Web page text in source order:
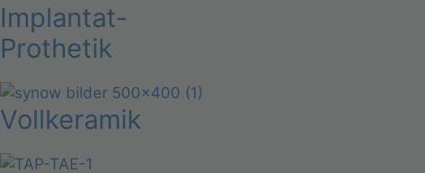
Implantat-
Prothetik
Vollkeramik